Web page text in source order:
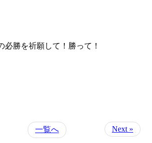
必勝を祈願して！勝って！
一覧へ Next »